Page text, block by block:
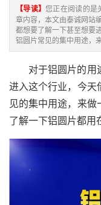
【导读】您正在阅读的是
章内容，本文由泰诚网站
都想要了解一下甚至想要
铝圆片常见的集中用途，来
对于铝圆片的用
进入这个行业，今天
见的集中用途，来
了解一下铝圆片都用